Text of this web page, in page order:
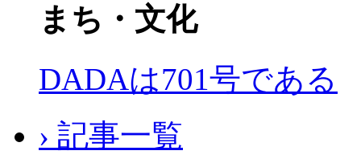
まち・文化
DADAは701号である
› 記事一覧